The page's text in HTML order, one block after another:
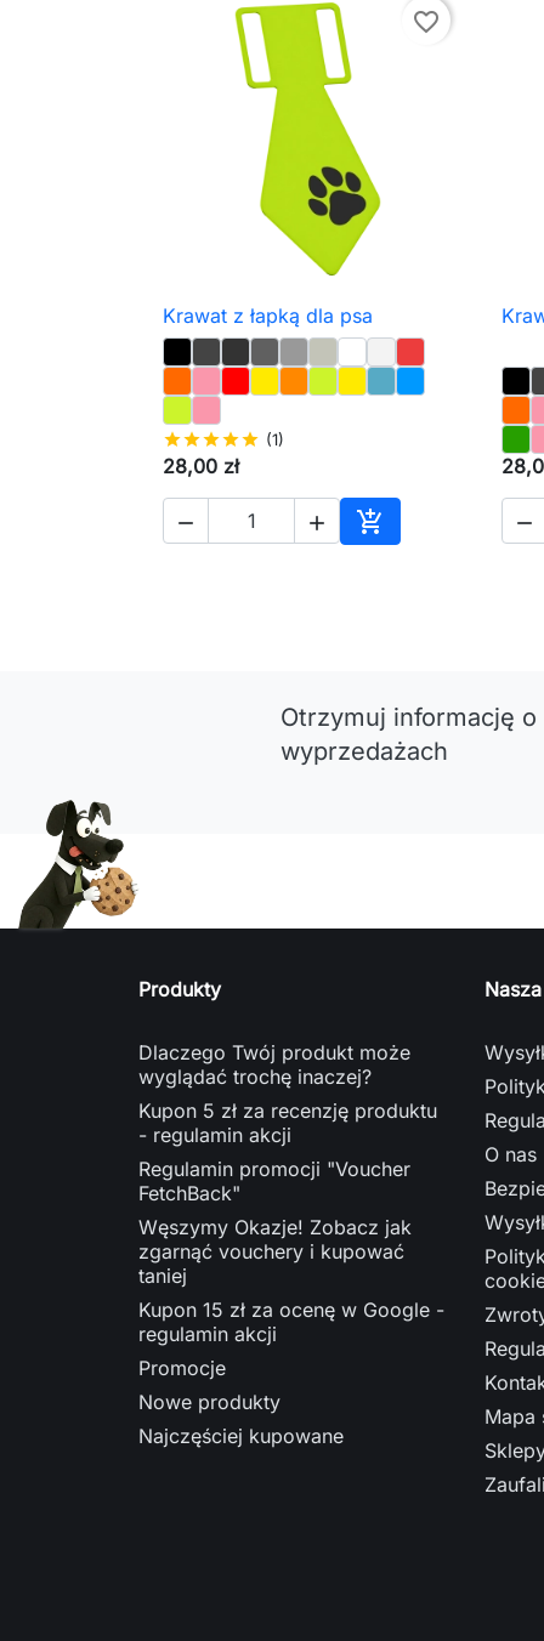
favorite_border
 Szybki podgląd
Krawat z łapką dla psa
starstarstarstarstar (1)
28,00 zł
  
Dodaj do koszyka

Otrzymuj informację
wyprzedażach
Produkty
Dlaczego Twój produkt może
wyglądać trochę inaczej?
Kupon 5 zł za recenzję produktu
- regulamin akcji
Regulamin promocji "Voucher
FetchBack"
Węszymy Okazje! Zobacz jak
zgarnąć vouchery i kupować
taniej
Kupon 15 zł za ocenę w Google -
regulamin akcji
Promocje
Nowe produkty
Najczęściej kupowane
O nas
Mapa